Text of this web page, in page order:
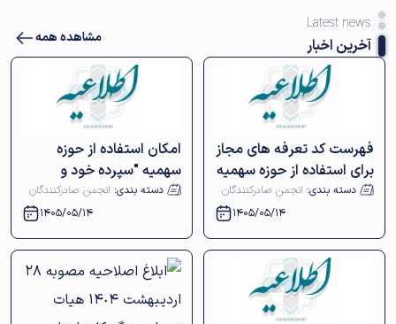
Latest news
آخرین اخبار مشاهده همه
فهرست کد تعرفه های مجاز
برای استفاده از حوزه سهمیه
سپرده خود و دیگران
دسته بندی: انجمن صادرکنندگان
1405/05/14
امکان استفاده از حوزه
سهمیه "سپرده خود و
دیگران" برای تعرفه‌های
وزارت صمت در فرآیند
ثبت‌سفارش
دسته بندی: انجمن صادرکنندگان
1405/05/14